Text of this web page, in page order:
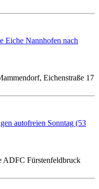
Eiche Nannhofen nach
Eichenstraße 17
autofreien Sonntag (53
ADFC Fürstenfeldbruck